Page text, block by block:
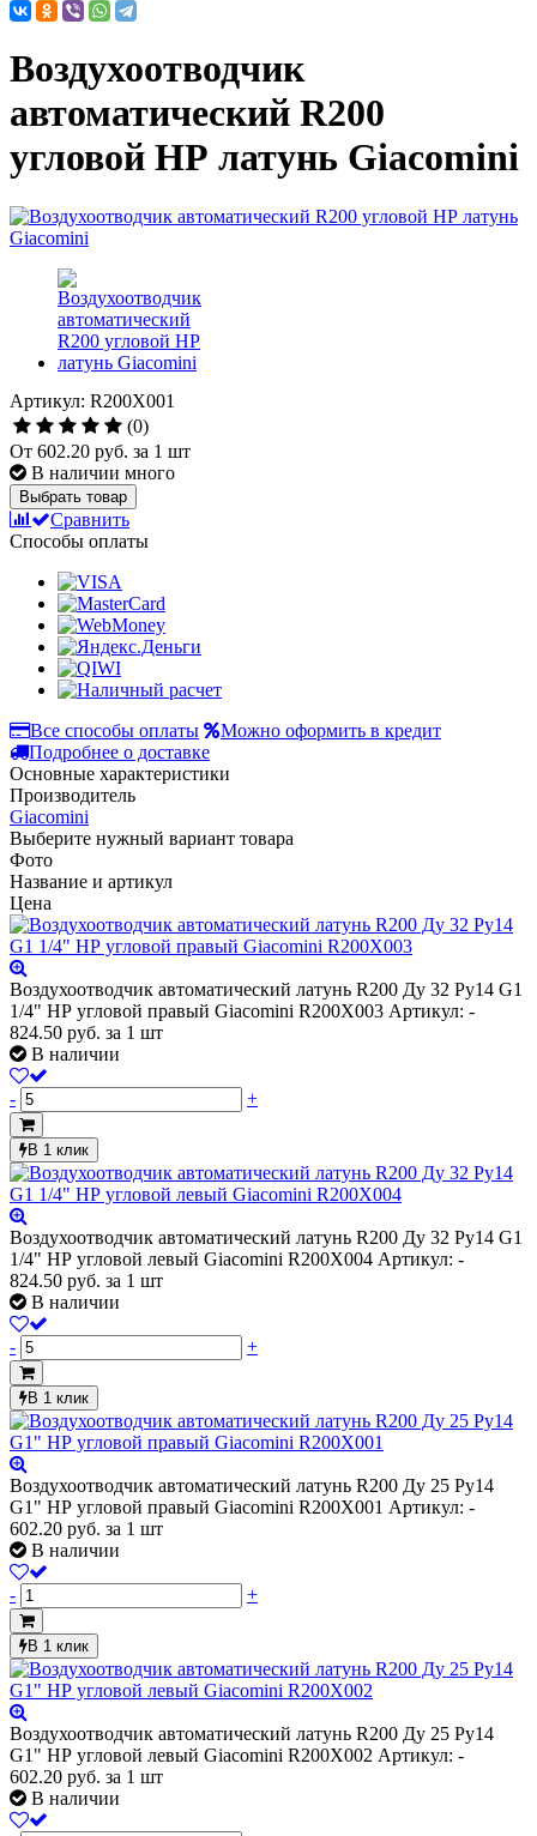
Воздухоотводчик
автоматический R200
угловой НР латунь Giacomini
Артикул: R200X001
(0)
От 602.20 руб. за 1 шт
В наличии много
Выбрать товар
Сравнить
Способы оплаты
Все способы оплаты
Можно оформить в кредит
Подробнее о доставке
Основные характеристики
Производитель
Giacomini
Выберите нужный вариант товара
Фото
Название и артикул
Цена
Воздухоотводчик автоматический латунь R200 Ду 32 Ру14 G1
1/4" НР угловой правый Giacomini R200X003 Артикул: -
824.50 руб. за 1 шт
В наличии
- +
В 1 клик
Воздухоотводчик автоматический латунь R200 Ду 32 Ру14 G1
1/4" НР угловой левый Giacomini R200X004 Артикул: -
824.50 руб. за 1 шт
В наличии
- +
В 1 клик
Воздухоотводчик автоматический латунь R200 Ду 25 Ру14
G1" НР угловой правый Giacomini R200X001 Артикул: -
602.20 руб. за 1 шт
В наличии
- +
В 1 клик
Воздухоотводчик автоматический латунь R200 Ду 25 Ру14
G1" НР угловой левый Giacomini R200X002 Артикул: -
602.20 руб. за 1 шт
В наличии